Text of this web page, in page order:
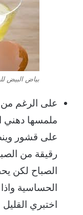
بياض البيض
على الرغم من
ملمسها دهني
على قشور
رقيقة من
الصباح لكن
الحساسية
اختبري